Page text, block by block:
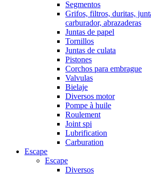
Segmentos
Grifos, filtros, duritas,
carburador, abrazaderas
Juntas de papel
Tornillos
Juntas de culata
Pistones
Corchos para embrague
Valvulas
Bielaje
Diversos motor
Pompe à huile
Roulement
Joint spi
Lubrification
Carburation
Escape
Escape
Diversos